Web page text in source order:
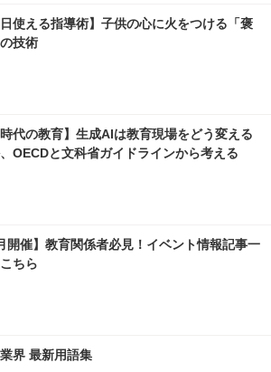
日使える指導術】子供の心に火をつける「褒
技術
時代の教育】生成AIは教育現場をどう変える
OECDと文科省ガイドラインから考える
開催】教育関係者必見！イベント情報記事一
ちら
界 最新用語集